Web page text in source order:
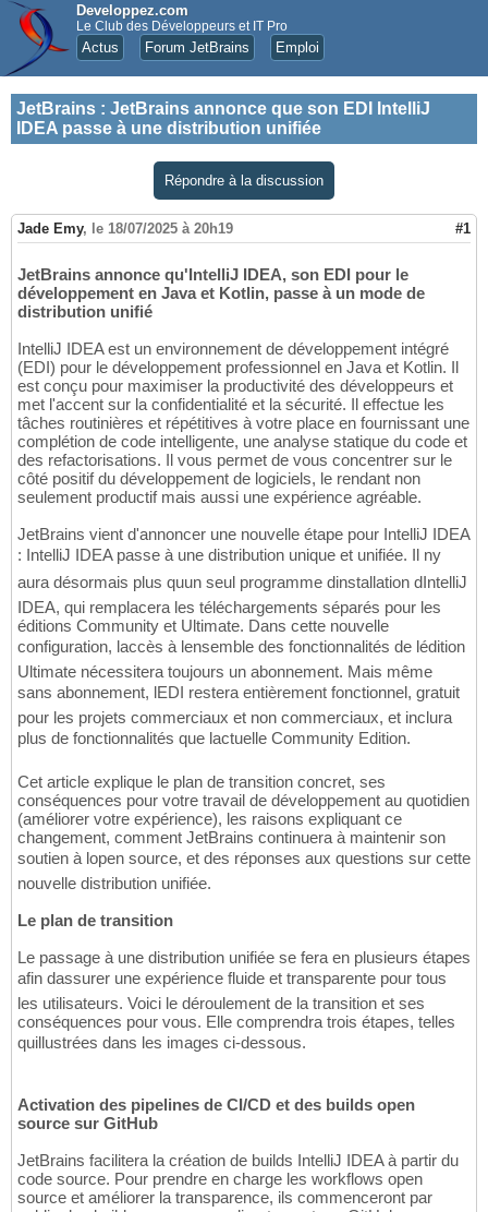
Developpez.com
Le Club des Développeurs et IT Pro
Actus Forum JetBrains Emploi
JetBrains : JetBrains annonce que son EDI IntelliJ
IDEA passe à une distribution unifiée
Répondre à la discussion
Jade Emy, le 18/07/2025 à 20h19 #1
JetBrains annonce qu'IntelliJ IDEA, son EDI pour le
développement en Java et Kotlin, passe à un mode de
distribution unifié
IntelliJ IDEA est un environnement de développement intégré
(EDI) pour le développement professionnel en Java et Kotlin. Il
est conçu pour maximiser la productivité des développeurs et
met l'accent sur la confidentialité et la sécurité. Il effectue les
tâches routinières et répétitives à votre place en fournissant une
complétion de code intelligente, une analyse statique du code et
des refactorisations. Il vous permet de vous concentrer sur le
côté positif du développement de logiciels, le rendant non
seulement productif mais aussi une expérience agréable.
JetBrains vient d'annoncer une nouvelle étape pour IntelliJ IDEA
: IntelliJ IDEA passe à une distribution unique et unifiée. Il ny
aura désormais plus quun seul programme dinstallation dIntelliJ
IDEA, qui remplacera les téléchargements séparés pour les
éditions Community et Ultimate. Dans cette nouvelle
configuration, laccès à lensemble des fonctionnalités de lédition
Ultimate nécessitera toujours un abonnement. Mais même
sans abonnement, lEDI restera entièrement fonctionnel, gratuit
pour les projets commerciaux et non commerciaux, et inclura
plus de fonctionnalités que lactuelle Community Edition.
Cet article explique le plan de transition concret, ses
conséquences pour votre travail de développement au quotidien
(améliorer votre expérience), les raisons expliquant ce
changement, comment JetBrains continuera à maintenir son
soutien à lopen source, et des réponses aux questions sur cette
nouvelle distribution unifiée.
Le plan de transition
Le passage à une distribution unifiée se fera en plusieurs étapes
afin dassurer une expérience fluide et transparente pour tous
les utilisateurs. Voici le déroulement de la transition et ses
conséquences pour vous. Elle comprendra trois étapes, telles
quillustrées dans les images ci-dessous.
Activation des pipelines de CI/CD et des builds open
source sur GitHub
JetBrains facilitera la création de builds IntelliJ IDEA à partir du
code source. Pour prendre en charge les workflows open
source et améliorer la transparence, ils commenceront par